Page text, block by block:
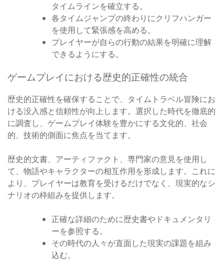
タイムラインを確立する。
各タイムジャンプの終わりにクリフハンガー
を使用して緊張感を高める。
プレイヤーが自らの行動の結果を明確に理解
できるようにする。
ゲームプレイにおける歴史的正確性の統合
歴史的正確性を確保することで、タイムトラベル冒険にお
ける没入感と信頼性が向上します。選択した時代を徹底的
に調査し、ゲームプレイ体験を豊かにする文化的、社会
的、技術的側面に焦点を当てます。
歴史的文書、アーティファクト、専門家の意見を使用し
て、物語やキャラクターの相互作用を形成します。これに
より、プレイヤーは教育を受けるだけでなく、現実的なシ
ナリオの枠組みを提供します。
正確な詳細のために歴史書やドキュメンタリ
ーを参照する。
その時代の人々が直面した現実の課題を組み
込む。